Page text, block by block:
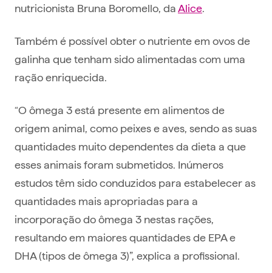
nutricionista Bruna Boromello, daAlice.
Também é possível obter o nutriente em ovos de
galinha que tenham sido alimentadas com uma
ração enriquecida.
“O ômega 3 está presente em alimentos de
origem animal, como peixes e aves, sendo as suas
quantidades muito dependentes da dieta a que
esses animais foram submetidos. Inúmeros
estudos têm sido conduzidos para estabelecer as
quantidades mais apropriadas para a
incorporação do ômega 3 nestas rações,
resultando em maiores quantidades de EPA e
DHA (tipos de ômega 3)”, explica a profissional.